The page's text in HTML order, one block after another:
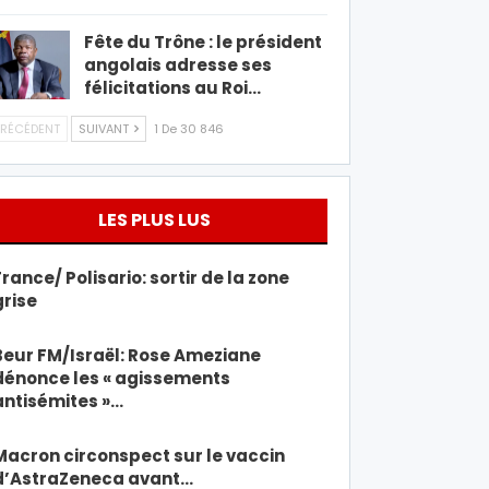
Fête du Trône : le président
angolais adresse ses
félicitations au Roi…
SUIVANT 1 De 30 846
LES PLUS LUS
Polisario: sortir de la zone
FM/Israël: Rose Ameziane
les « agissements
»…
circonspect sur le vaccin
avant…